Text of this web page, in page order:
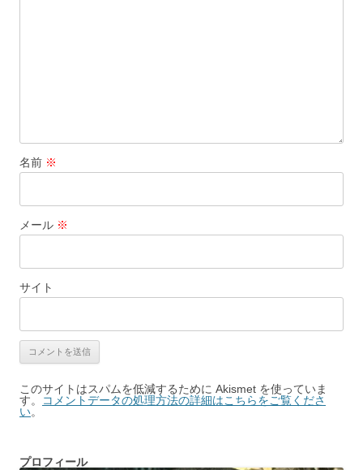
名前 ※
メール ※
サイト
このサイトはスパムを低減するために Akismet を使っていま
す。
コメントデータの処理方法の詳細はこちらをご覧くださ
い。
プロフィール